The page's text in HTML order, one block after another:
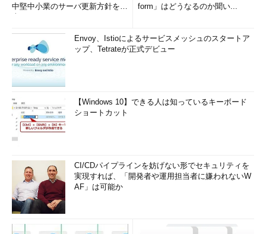
中堅中小業のサーバ更新方針を調
form」はどうなるのか聞い...
Envoy、Istioによるサービスメッシュのスタートア
ップ、Tetrateが正式デビュー
【Windows 10】できる人は知っているキーボード
ショートカット
CI/CDパイプラインを妨げない形でセキュリティを
実現すれば、「開発者や運用担当者に嫌われないW
AF」は可能か